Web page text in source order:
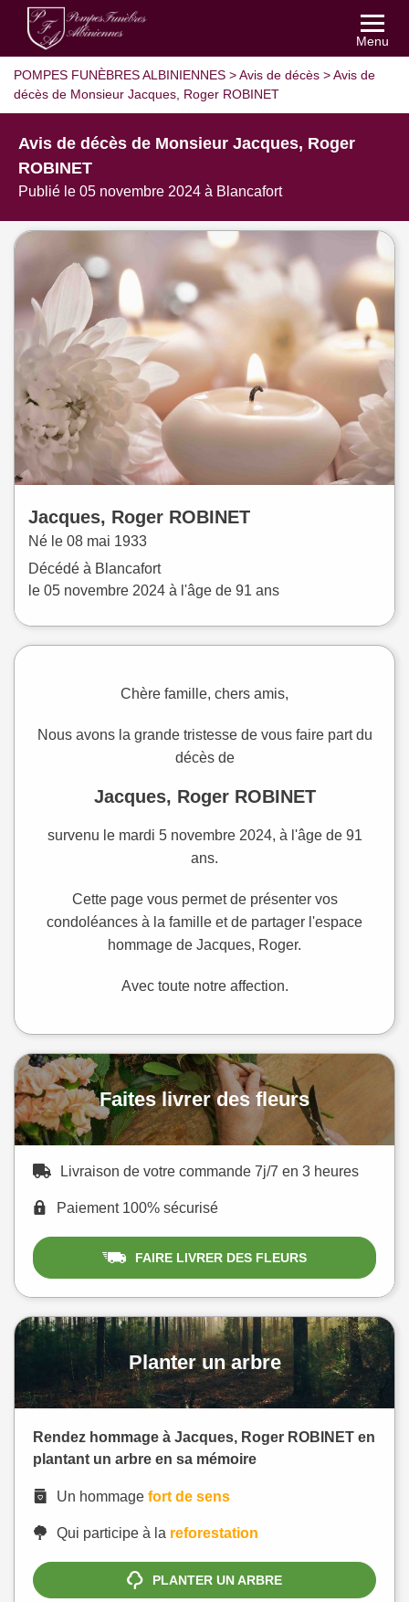
Menu
POMPES FUNÈBRES ALBINIENNES >Avis de décès >Avis de
décès de Monsieur Jacques, Roger ROBINET
Avis de décès de Monsieur Jacques, Roger
ROBINET
Publié le 05 novembre 2024 à Blancafort
Jacques, Roger ROBINET
Né le 08 mai 1933
Décédé à Blancafort
le 05 novembre 2024 à l'âge de 91 ans
Chère famille, chers amis,
Nous avons la grande tristesse de vous faire part du
décès de
Jacques, Roger ROBINET
survenu le mardi 5 novembre 2024, à l'âge de 91
ans.
Cette page vous permet de présenter vos
condoléances à la famille et de partager l'espace
hommage de Jacques, Roger.
Avec toute notre affection.
Faites livrer des fleurs
Livraison de votre commande 7j/7 en 3 heures
Paiement 100% sécurisé
FAIRE LIVRER DES FLEURS
Planter un arbre
Rendez hommage à Jacques, Roger ROBINET en
plantant un arbre en sa mémoire
Un hommage fort de sens
Qui participe à la reforestation
PLANTER UN ARBRE